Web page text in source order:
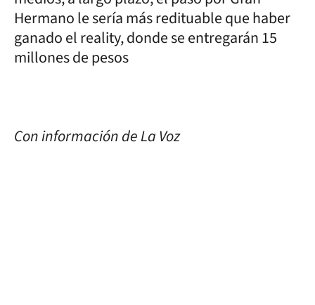
Hermano le sería más redituable que haber
ganado el reality, donde se entregarán 15
millones de pesos
Con información de La Voz